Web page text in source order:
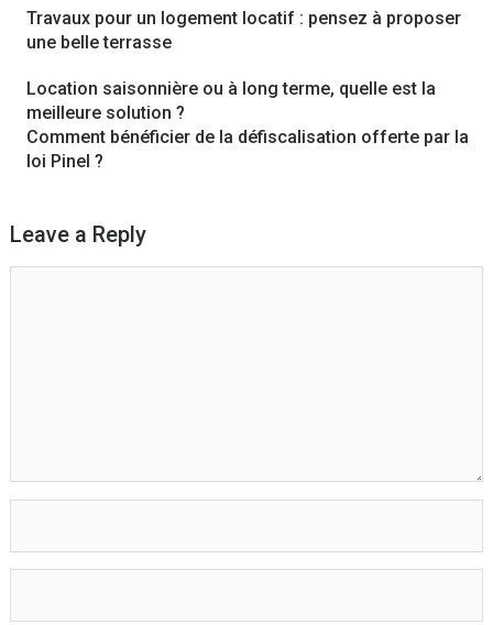
Travaux pour un logement locatif : pensez à proposer
une belle terrasse
Location saisonnière ou à long terme, quelle est la
meilleure solution ?
Comment bénéficier de la défiscalisation offerte par la
loi Pinel ?
Leave a Reply